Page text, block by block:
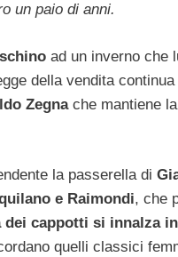
un paio di anni.
ad un inverno che
della vendita
Zegnache mantiene
la passerella di
e Raimondi, che
dei cappotti si innalza
quelli classici